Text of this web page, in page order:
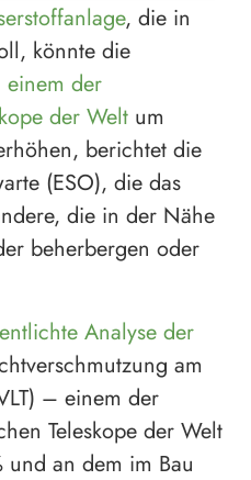
, die in
könnte die
einem der
der Welt um
berichtet die
(ESO), die das
die in der Nähe
beherbergen oder
Analyse der
am
– einem der
Teleskope der Welt
an dem im Bau